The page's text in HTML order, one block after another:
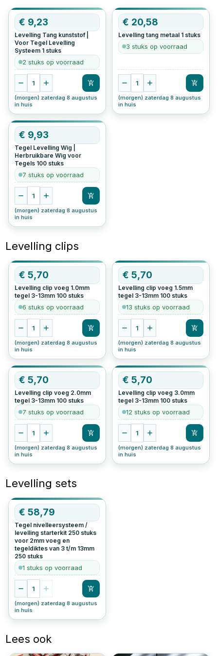
€ 9,23
Levelling Tang kunststof |
Voor Tegel Levelling
Systeem 1 stuks
2 stuks op voorraad
1
(morgen) zaterdag 8 augustus
in huis
€ 20,58
Levelling tang metaal 1 stuks
3 stuks op voorraad
1
(morgen) zaterdag 8 augustus
in huis
€ 9,93
Tegel Levelling Wig |
Herbruikbare Wig voor
Tegels 100 stuks
7 stuks op voorraad
1
(morgen) zaterdag 8 augustus
in huis
Levelling clips
€5,70
Levelling clip voeg 1.0mm
tegel 3-13mm 100 stuks
6 stuks op voorraad
1
(morgen) zaterdag 8 augustus
in huis
€ 5,70
Levelling clip voeg 1.5mm
tegel 3-13mm 100 stuks
13 stuks op voorraad
1
(morgen) zaterdag 8 augustus
in huis
€5,70
Levelling clip voeg 2.0mm
tegel 3-13mm 100 stuks
7 stuks op voorraad
1
(morgen) zaterdag 8 augustus
in huis
€ 5,70
Levelling clip voeg 3.0mm
tegel 3-13mm 100 stuks
12 stuks op voorraad
1
(morgen) zaterdag 8 augustus
in huis
Levelling sets
OP=OP
€58,79
Tegel nivelleersysteem /
levelling starterkit 250 stuks
voor 2mm voeg en
tegeldiktes van 3 t/m 13mm
250 stuks
1 stuks op voorraad
1
(morgen) zaterdag 8 augustus
in huis
Lees ook